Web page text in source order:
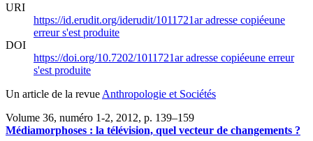
URI
https://id.erudit.org/iderudit/1011721aradresse copiéeune
erreur s'est produite
DOI
https://doi.org/10.7202/1011721aradresse copiéeune erreur
s'est produite
Un article de la revue Anthropologie et Sociétés
Volume 36, numéro 1-2, 2012, p. 139–159
Médiamorphoses : la télévision, quel vecteur de changements ?